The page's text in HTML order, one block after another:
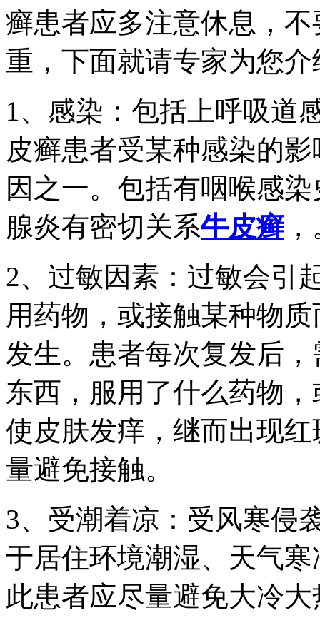
癣患者应多注意休息，
重，下面就请专家为您
1、感染：包括上呼吸道
皮癣患者受某种感染的
因之一。包括有咽喉感
腺炎有密切关系牛皮癣
2、过敏因素：过敏会引
用药物，或接触某种物
发生。患者每次复发后
东西，服用了什么药物
使皮肤发痒，继而出现
量避免接触。
3、受潮着凉：受风寒侵
于居住环境潮湿、天气
此患者应尽量避免大冷